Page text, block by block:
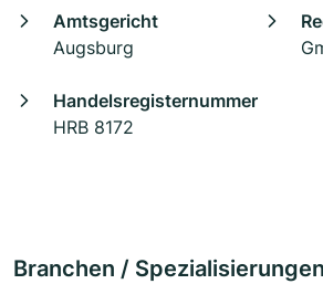
Amtsgericht
Augsburg
Handelsregisternummer
HRB 8172
Branchen / Spezialisierungen